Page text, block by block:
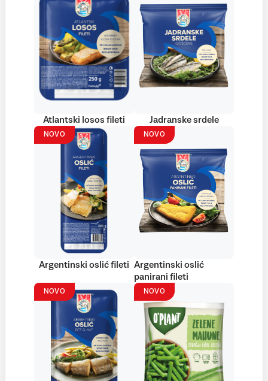
Atlantski losos fileti Jadranske srdele
NOVO
Argentinski oslić fileti
NOVO
Argentinski oslić
panirani fileti
NOVO NOVO